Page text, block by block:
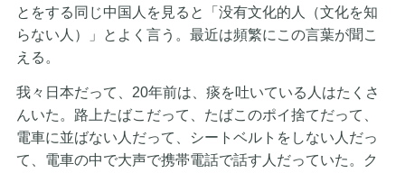
とをする同じ中国人を見ると「没有文化的人（文化を知
らない人）」とよく言う。最近は頻繁にこの言葉が聞こ
える。
我々日本だって、20年前は、痰を吐いている人はたくさ
んいた。路上たばこだって、たばこのポイ捨てだって、
電車に並ばない人だって、シートベルトをしない人だっ
て、電車の中で大声で携帯電話で話す人だっていた。ク